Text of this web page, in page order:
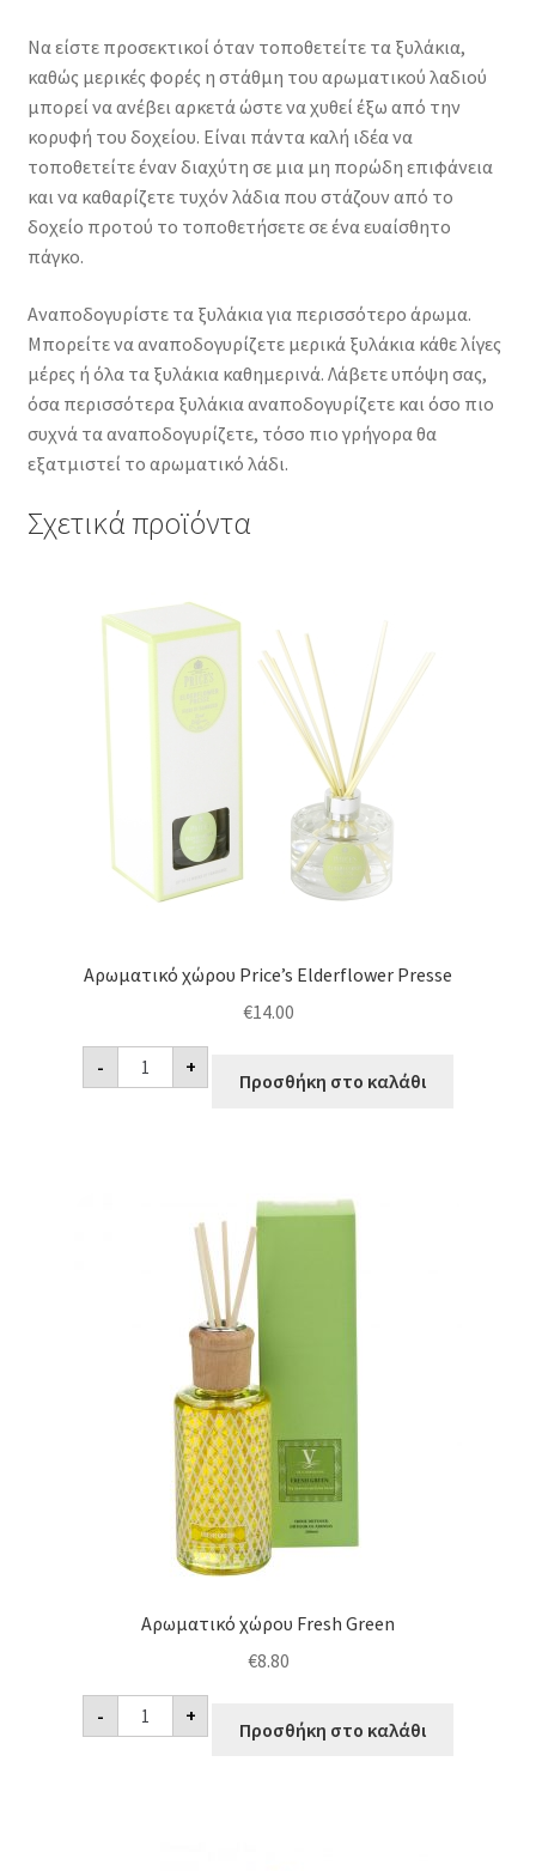
Να είστε προσεκτικοί όταν τοποθετείτε τα ξυλάκια,
καθώς μερικές φορές η στάθμη του αρωματικού λαδιού
μπορεί να ανέβει αρκετά ώστε να χυθεί έξω από την
κορυφή του δοχείου. Είναι πάντα καλή ιδέα να
τοποθετείτε έναν διαχύτη σε μια μη πορώδη επιφάνεια
και να καθαρίζετε τυχόν λάδια που στάζουν από το
δοχείο προτού το τοποθετήσετε σε ένα ευαίσθητο
πάγκο.
Αναποδογυρίστε τα ξυλάκια για περισσότερο άρωμα.
Μπορείτε να αναποδογυρίζετε μερικά ξυλάκια κάθε λίγες
μέρες ή όλα τα ξυλάκια καθημερινά. Λάβετε υπόψη σας,
όσα περισσότερα ξυλάκια αναποδογυρίζετε και όσο πιο
συχνά τα αναποδογυρίζετε, τόσο πιο γρήγορα θα
εξατμιστεί το αρωματικό λάδι.
Σχετικά προϊόντα
Αρωματικό χώρου Price’s Elderflower Presse
€14.00
-
Αρωματικό
χώρου
Price's
+
Προσθήκη στο καλάθι
Αρωματικό χώρου Fresh Green
€8.80
-
Αρωματικό
χώρου
Fresh
+
Προσθήκη στο καλάθι